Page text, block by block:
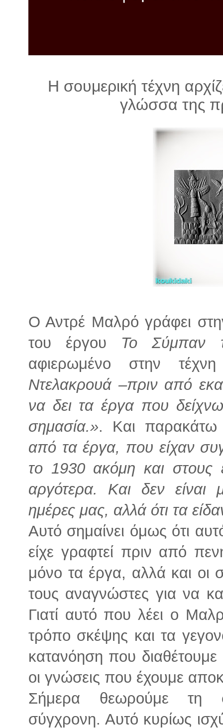
Η σουμερική τέχνη
γλώσσα της
Ο Αντρέ Μαλρό γράφει
του έργου Το Σύμπαν
αφιερωμένο στην
Ντελακρουά –πριν από
να δει τα έργα που
σημασία.». Και
από τα έργα, που είχαν
το 1930 ακόμη και στους
αργότερα. Και δεν είναι
ημέρες μας, αλλά ότι τα
Αυτό σημαίνει όμως ότι
είχε γραφτεί πριν από
μόνο τα έργα, αλλά και οι
τους αναγνώστες για να
Γιατί αυτό που λέει ο
τρόπο σκέψης και τα
κατανόηση που
οι γνώσεις που έχουμε
Σήμερα θεωρούμε τη
σύγχρονη. Αυτό κυρίως